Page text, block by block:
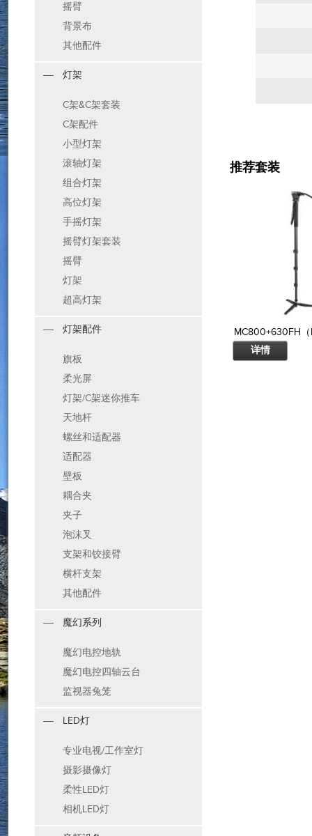
摇臂
背景布
其他配件
灯架
C架&C架套装
C架配件
小型灯架
滚轴灯架
组合灯架
高位灯架
手摇灯架
摇臂灯架套装
摇臂
灯架
超高灯架
灯架配件
旗板
柔光屏
灯架/C架迷你推车
天地杆
螺丝和适配器
适配器
壁板
耦合夹
夹子
泡沫叉
支架和铰接臂
横杆支架
其他配件
魔幻系列
魔幻电控地轨
魔幻电控四轴云台
监视器兔笼
LED灯
专业电视/工作室灯
摄影摄像灯
柔性LED灯
相机LED灯
推荐套装
MC800+630FH
详情